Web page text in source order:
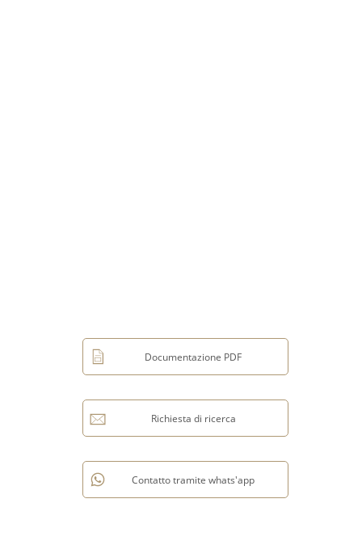
Documentazione PDF
Richiesta di ricerca
Contatto tramite whats'app